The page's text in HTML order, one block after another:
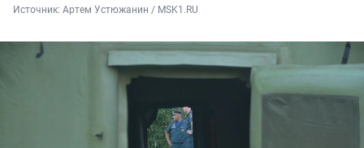
Источник: Артем Устюжанин / MSK1.RU